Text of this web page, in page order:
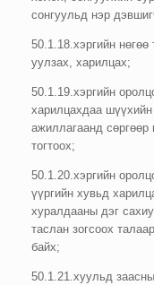
сонгуульд нэр
50.1.18.хэргийн нөгөө
уулзах, харилцах;
50.1.19.хэргийн
харилцахдаа
ажиллагаанд
тогтоох;
50.1.20.хэргийн
үүргийн хувьд
хуралдааны дэг
таслан зогсоох
байх;
50.1.21.хуульд